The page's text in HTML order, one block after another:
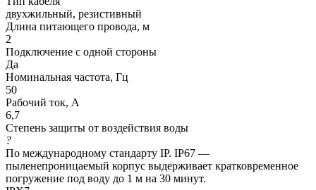
двухжильный, резистивный
Длина питающего провода, м
2
Подключение с одной стороны
Да
Номинальная частота, Гц
50
Рабочий ток, А
6,7
Степень защиты от воздействия воды
?
По международному стандарту IP. IP67 —
пыленепроницаемый корпус выдерживает кратковременное
погружение под воду до 1 м на 30 минут.